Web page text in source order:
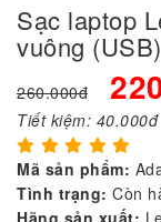
Sạc laptop
vuông
260.000đ
Tiết kiệm: 40.000đ
Mã sản phẩm:
Tình trạng: Còn
Hãng sản xuất: